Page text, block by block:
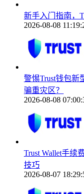
新手入门指南，
2026-08-08
警惕Trust钱包新
骗重灾区？
2026-08-08
Trust Wallet手续
技巧
2026-08-07